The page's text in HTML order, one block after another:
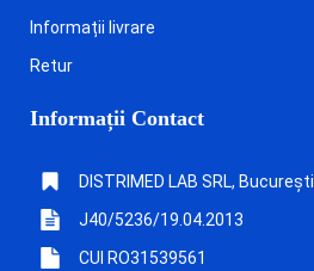
Informații livrare
Retur
Informații Contact
DISTRIMED LAB SRL, București
J40/5236/19.04.2013
CUI RO31539561